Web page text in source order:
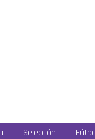
Selección